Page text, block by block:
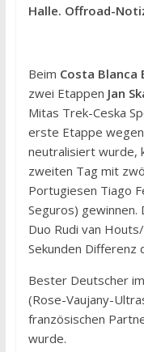
Halle. Offroad-
Beim Costa Blanca
zwei Etappen Jan
Mitas Trek-Ceska
erste Etappe
neutralisiert wurde,
zweiten Tag mit
Portugiesen Tiago
Seguros)
Duo Rudi van
Sekunden Differenz
Bester Deutscher
(Rose-Vaujany-
französischen
wurde.